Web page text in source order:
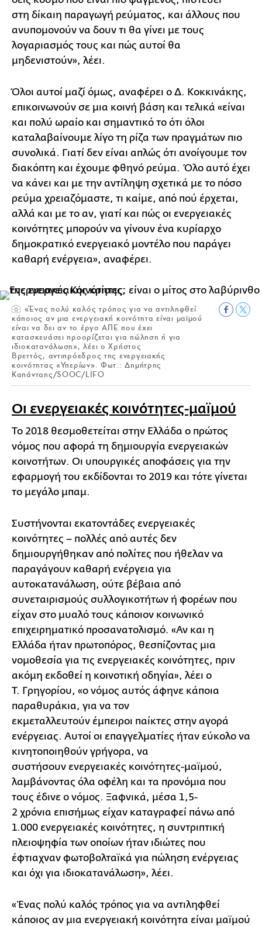
στη δίκαιη παραγωγή ρεύματος, και άλλους που
ανυπομονούν να δουν τι θα γίνει με τους
λογαριασμός τους και πώς αυτοί θα
μηδενιστούν», λέει.
Όλοι αυτοί μαζί όμως, αναφέρει ο Δ. Κοκκινάκης,
επικοινωνούν σε μια κοινή βάση και τελικά «είναι
και πολύ ωραίο και σημαντικό το ότι όλοι
καταλαβαίνουμε λίγο τη ρίζα των πραγμάτων πιο
συνολικά. Γιατί δεν είναι απλώς ότι ανοίγουμε τον
διακόπτη και έχουμε φθηνό ρεύμα. Όλο αυτό έχει
να κάνει και με την αντίληψη σχετικά με το πόσο
ρεύμα χρειαζόμαστε, τι καίμε, από πού έρχεται,
αλλά και με το αν, γιατί και πώς οι ενεργειακές
κοινότητες μπορούν να γίνουν ένα κυρίαρχο
δημοκρατικό ενεργειακό μοντέλο που παράγει
καθαρή ενέργεια», αναφέρει.
«Ένας πολύ καλός τρόπος για να αντιληφθεί
κάποιος αν μια ενεργειακή κοινότητα είναι μαϊμού
είναι να δει αν το έργο ΑΠΕ που έχει
κατασκευάσει προορίζεται για πώληση ή για
ιδιοκατανάλωση», λέει ο Χρήστος
Βρεττός, αντιπρόεδρος της ενεργειακής
κοινότητας «Υπερίων». Φωτ.: Δημήτρης
Καπάνταης/SOOC/LIFO
Οι ενεργειακές κοινότητες-μαϊμού
Το 2018 θεσμοθετείται στην Ελλάδα ο πρώτος
νόμος που αφορά τη δημιουργία ενεργειακών
κοινοτήτων. Οι υπουργικές αποφάσεις για την
εφαρμογή του εκδίδονται το 2019 και τότε γίνεται
το μεγάλο μπαμ.
Συστήνονται εκατοντάδες ενεργειακές
κοινότητες – πολλές από αυτές δεν
δημιουργήθηκαν από πολίτες που ήθελαν να
παραγάγουν καθαρή ενέργεια για
αυτοκατανάλωση, ούτε βέβαια από
συνεταιρισμούς συλλογικοτήτων ή φορέων που
είχαν στο μυαλό τους κάποιον κοινωνικό
επιχειρηματικό προσανατολισμό. «Αν και η
Ελλάδα ήταν πρωτοπόρος, θεσπίζοντας μια
νομοθεσία για τις ενεργειακές κοινότητες, πριν
ακόμη εκδοθεί η κοινοτική οδηγία», λέει ο
Τ. Γρηγορίου, «ο νόμος αυτός άφηνε κάποια
παραθυράκια, για να τον
εκμεταλλευτούν έμπειροι παίκτες στην αγορά
ενέργειας. Αυτοί οι επαγγελματίες ήταν εύκολο να
κινητοποιηθούν γρήγορα, να
συστήσουν ενεργειακές κοινότητες-μαϊμού,
λαμβάνοντας όλα οφέλη και τα προνόμια που
τους έδινε ο νόμος. Ξαφνικά, μέσα 1,5-
2 χρόνια επισήμως είχαν καταγραφεί πάνω από
1.000 ενεργειακές κοινότητες, η συντριπτική
πλειοψηφία των οποίων ήταν ιδιώτες που
έφτιαχναν φωτοβολταϊκά για πώληση ενέργειας
και όχι για ιδιοκατανάλωση», λέει.
«Ένας πολύ καλός τρόπος για να αντιληφθεί
κάποιος αν μια ενεργειακή κοινότητα είναι μαϊμού